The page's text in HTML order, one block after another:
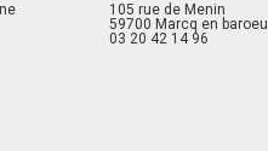
105 rue de Menin
59700 Marcq en baroeul
03 20 42 14 96